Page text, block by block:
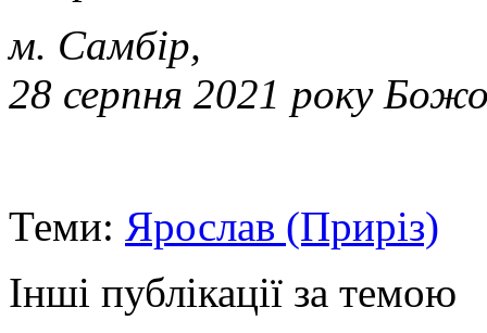
м. Самбір,
28 серпня 2021 року
Теми: Ярослав (Приріз)
Інші публікації за темою